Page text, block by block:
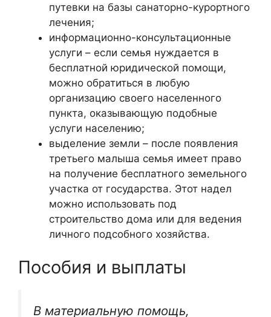
путевки на базы санаторно-курортного
лечения;
информационно-консультационные
услуги – если семья нуждается в
бесплатной юридической помощи,
можно обратиться в любую
организацию своего населенного
пункта, оказывающую подобные
услуги населению;
выделение земли – после появления
третьего малыша семья имеет право
на получение бесплатного земельного
участка от государства. Этот надел
можно использовать под
строительство дома или для ведения
личного подсобного хозяйства.
Пособия и выплаты
В материальную помощь,